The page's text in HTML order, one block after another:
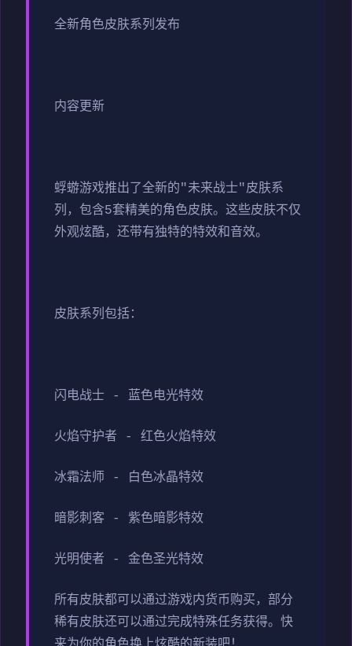
全新角色皮肤系列发布
内容更新
蜉蝣游戏推出了全新的"未来战士"皮肤系
列，包含5套精美的角色皮肤。这些皮肤不仅
外观炫酷，还带有独特的特效和音效。
皮肤系列包括：
闪电战士 - 蓝色电光特效
火焰守护者 - 红色火焰特效
冰霜法师 - 白色冰晶特效
暗影刺客 - 紫色暗影特效
光明使者 - 金色圣光特效
所有皮肤都可以通过游戏内货币购买，部分
稀有皮肤还可以通过完成特殊任务获得。快